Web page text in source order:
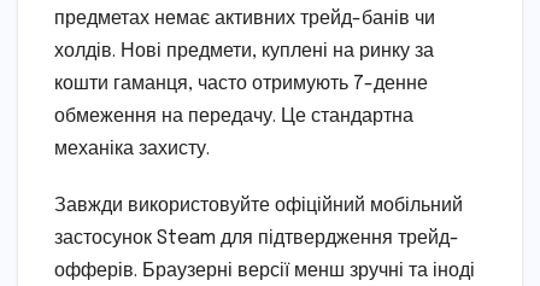
предметах немає активних трейд-банів чи
холдів. Нові предмети, куплені на ринку за
кошти гаманця, часто отримують 7-денне
обмеження на передачу. Це стандартна
механіка захисту.
Завжди використовуйте офіційний мобільний
застосунок Steam для підтвердження трейд-
офферів. Браузерні версії менш зручні та іноді